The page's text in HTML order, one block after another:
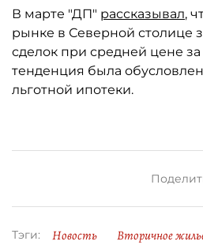
В марте "ДП" рассказывал,
рынке в Северной столице
сделок при средней цене
тенденция была
льготной ипотеки.
Тэги: Новость
Вторичное